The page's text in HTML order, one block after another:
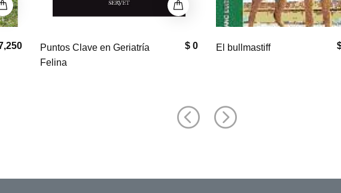
$ 0 $ 33,000
El bullmastiff
Equine Neck and